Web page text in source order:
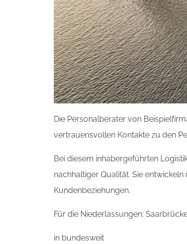
Die Personalberater von
vertrauensvollen Kontakte zu den
Bei diesem inhabergeführten
nachhaltiger Qualität. Sie
Kundenbeziehungen.
Für die Niederlassungen:
in bundesweit